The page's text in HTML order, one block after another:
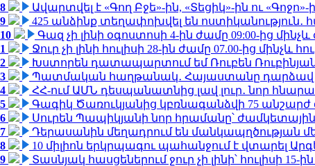
8
Ավարտվել է «Գող Բջե»-ին, «Տեցիկ»-ին ու
9
425 անձինք տեղափոխվել են
10
Գազ չի լինի օգոստոսի 4-ին ժամը 09:00-ից մինչև
1
Ջուր չի լինի հուլիսի 28-ին ժամը 07.00-ից մինչև
2
Խստորեն դատապարտում եմ Ռուբեն
3
Պատմական հաղթանակ․ Հայաստանը դարձավ
4
ՀՀ-ում ԱՄՆ դեսպանատնից լավ լուր․ նոր
5
Գագիկ Ծառուկյանից կբռնագանձվի 75 անշարժ
6
Սուրեն Պապիկյանի նոր հրամանը՝
7
Դերասանին մեղադրում են մանկապղծության
8
10 միլիոն երկրպագու պահանջում է վտարել
9
Տասնյակ հասցեներում ջուր չի լինի՝ հուլիսի 15-